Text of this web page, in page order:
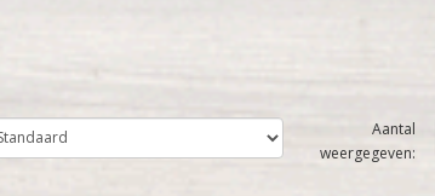
Aantal
weergegeven: